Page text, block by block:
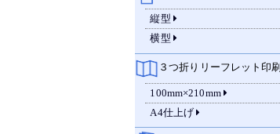
縦型
横型
３つ折りリーフレット印刷
100mm×210mm
A4仕上げ